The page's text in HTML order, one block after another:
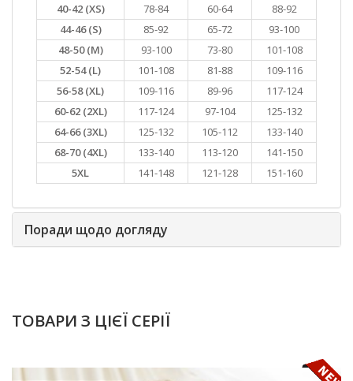
40-42 (XS)
78-84 60-64
88-92
44-46 (S)
85-92 65-72
93-100
48-50 (M)
93-100 73-80
101-108
52-54 (L)
101-108 81-88
109-116
56-58 (XL)
109-116 89-96
117-124
60-62 (2XL)
117-124 97-104
125-132
64-66 (3XL)
125-132 105-112
133-140
68-70 (4XL)
133-140 113-120
141-150
5XL
141-148 121-128 151-160
Поради щодо догляду
ТОВАРИ З ЦІЄЇ СЕРІЇ